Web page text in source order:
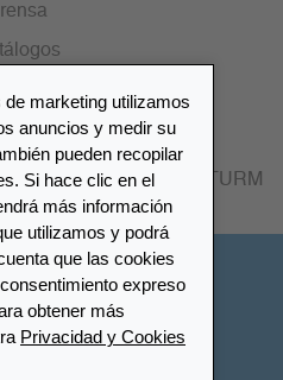
más cercano LEUCHTTURM
marketing utilizamos
anuncios y medir su
pueden recopilar
Si hace clic en el
más información
utilizamos y podrá
que las cookies
expreso
obtener más
Privacidad y Cookies
Privacidad y Cookies